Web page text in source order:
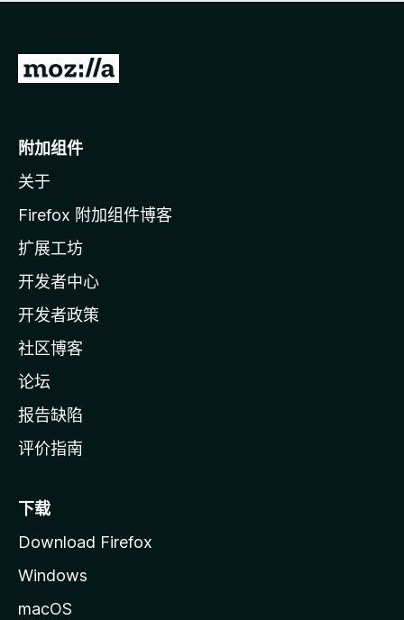
无
转
o
i
l
a
主
页
附加组件
关于
Firefox 附加组件博客
扩展工坊
开发者中心
开发者政策
社区博客
论坛
报告缺陷
评价指南
下载
Download Firefox
Windows
macOS